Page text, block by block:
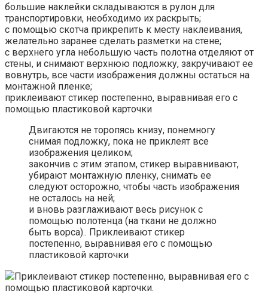
большие наклейки складываются в рулон для
транспортировки, необходимо их раскрыть;
с помощью скотча прикрепить к месту наклеивания,
желательно заранее сделать разметки на стене;
с верхнего угла небольшую часть полотна отделяют от
стены, и снимают верхнюю подложку, закручивают ее
вовнутрь, все части изображения должны остаться на
монтажной пленке;
приклеивают стикер постепенно, выравнивая его с
помощью пластиковой карточки
Двигаются не торопясь книзу, понемногу
снимая подложку, пока не приклеят все
изображения целиком;
закончив с этим этапом, стикер выравнивают,
убирают монтажную пленку, снимать ее
следуют осторожно, чтобы часть изображения
не осталось на ней;
и вновь разглаживают весь рисунок с
помощью полотенца (на ткани не должно
быть ворса).. Приклеивают стикер
постепенно, выравнивая его с помощью
пластиковой карточки
Приклеивают стикер постепенно, выравнивая его с
помощью пластиковой карточки.